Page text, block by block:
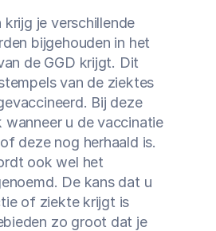
krijg je verschillende
bijgehouden in het
de GGD krijgt. Dit
van de ziektes
Bij deze
u de vaccinatie
deze nog herhaald is.
ook wel het
De kans dat u
of ziekte krijgt is
zo groot dat je